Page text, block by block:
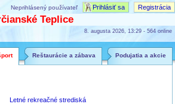
Neprihlásený používateľ Prihlásiť sa Registrácia
Teplice
8. augusta 2026, 13:29 - 564 online
Podujatia a akcie
Reštaurácie a zábava
Letné rekreačné strediská